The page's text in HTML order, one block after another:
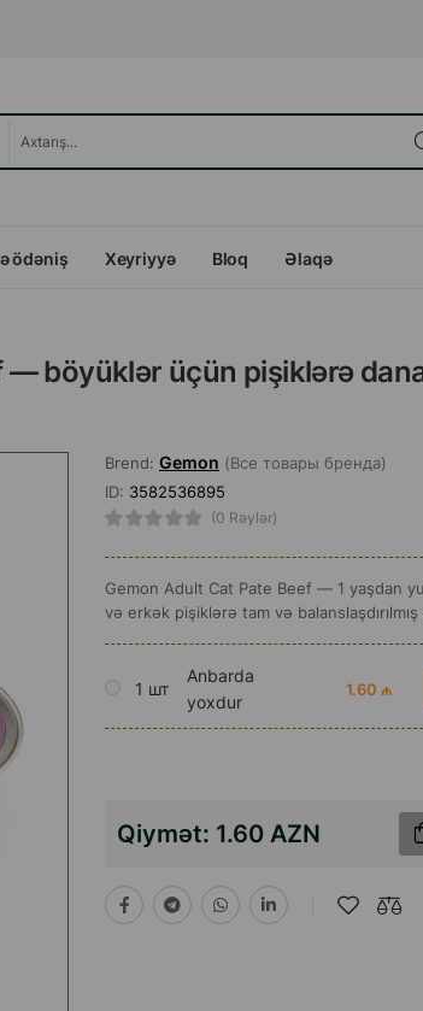
ödəniş Xeyriyyə Bloq Əlaqə
böyüklər üçün pişiklərə
Brend: Gemon (Все товары бренда)
ID: 3582536895
(0 Rəylər)
Gemon Adult Cat Pate Beef — 1 yaşdan
və erkək pişiklərə tam və balanslaşdırılmış
1 шт
Anbarda
yoxdur
1.60 ₼
Qiymət: 1.60 AZN